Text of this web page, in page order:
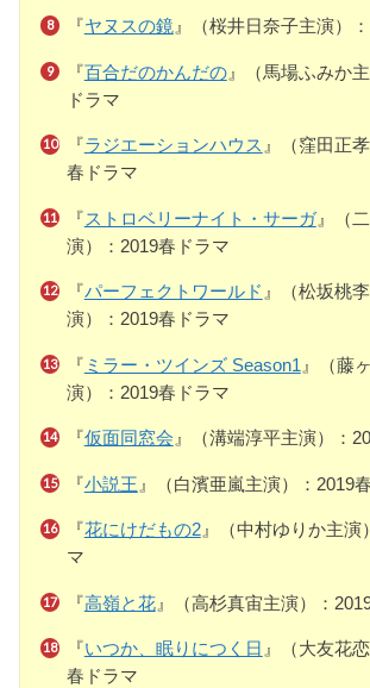
『ヤヌスの鏡』（桜井日奈子主演）
『百合だのかんだの』（馬場ふみか
ドラマ
『ラジエーションハウス 』（窪田正
春ドラマ
『ストロベリーナイト・サーガ』（
演）：2019春ドラマ
『パーフェクトワールド 』（松坂桃
演）：2019春ドラマ
『 ミラー・ツインズ Season1 』（藤
演）：2019春ドラマ
『仮面同窓会 』（溝端淳平主演）：
『小説王 』（白濱亜嵐主演）：2019
『花にけだもの2』（中村ゆりか主演
マ
『高嶺と花』（高杉真宙主演）：
『いつか、眠りにつく日 』（大友花
春ドラマ